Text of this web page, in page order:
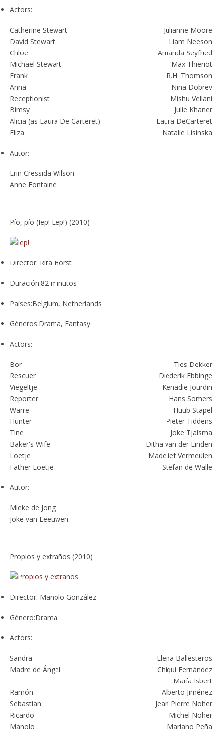
Actors:
Catherine Stewart
Julianne Moore
David Stewart
Liam Neeson
Chloe
Amanda Seyfried
Michael Stewart
Max Thieriot
Frank
R.H. Thomson
Anna
Nina Dobrev
Receptionist
Mishu Vellani
Bimsy
Julie Khaner
Alicia (as Laura De Carteret)
Laura DeCarteret
Eliza
Natalie Lisinska
Autor:
Erin Cressida Wilson
Anne Fontaine
Pío, pío (Iep! Eep!) (2010)
Director: Rita Horst
Duración:82 minutos
Países:Belgium, Netherlands
Géneros:Drama, Fantasy
Actors:
Bor
Ties Dekker
Rescuer
Diederik Ebbinge
Viegeltje
Kenadie Jourdin
Reporter
Hans Somers
Warre
Huub Stapel
Hunter
Pieter Tiddens
Tine
Joke Tjalsma
Baker's Wife
Ditha van der Linden
Loetje
Madelief Vermeulen
Father Loetje
Stefan de Walle
Autor:
Mieke de Jong
Joke van Leeuwen
Propios y extraños (2010)
Director: Manolo González
Género:Drama
Actors:
Sandra
Elena Ballesteros
Madre de Ángel
Chiqui Fernández
María Isbert
Ramón
Alberto Jiménez
Sebastian
Jean Pierre Noher
Ricardo
Michel Noher
Manolo
Mariano Peña